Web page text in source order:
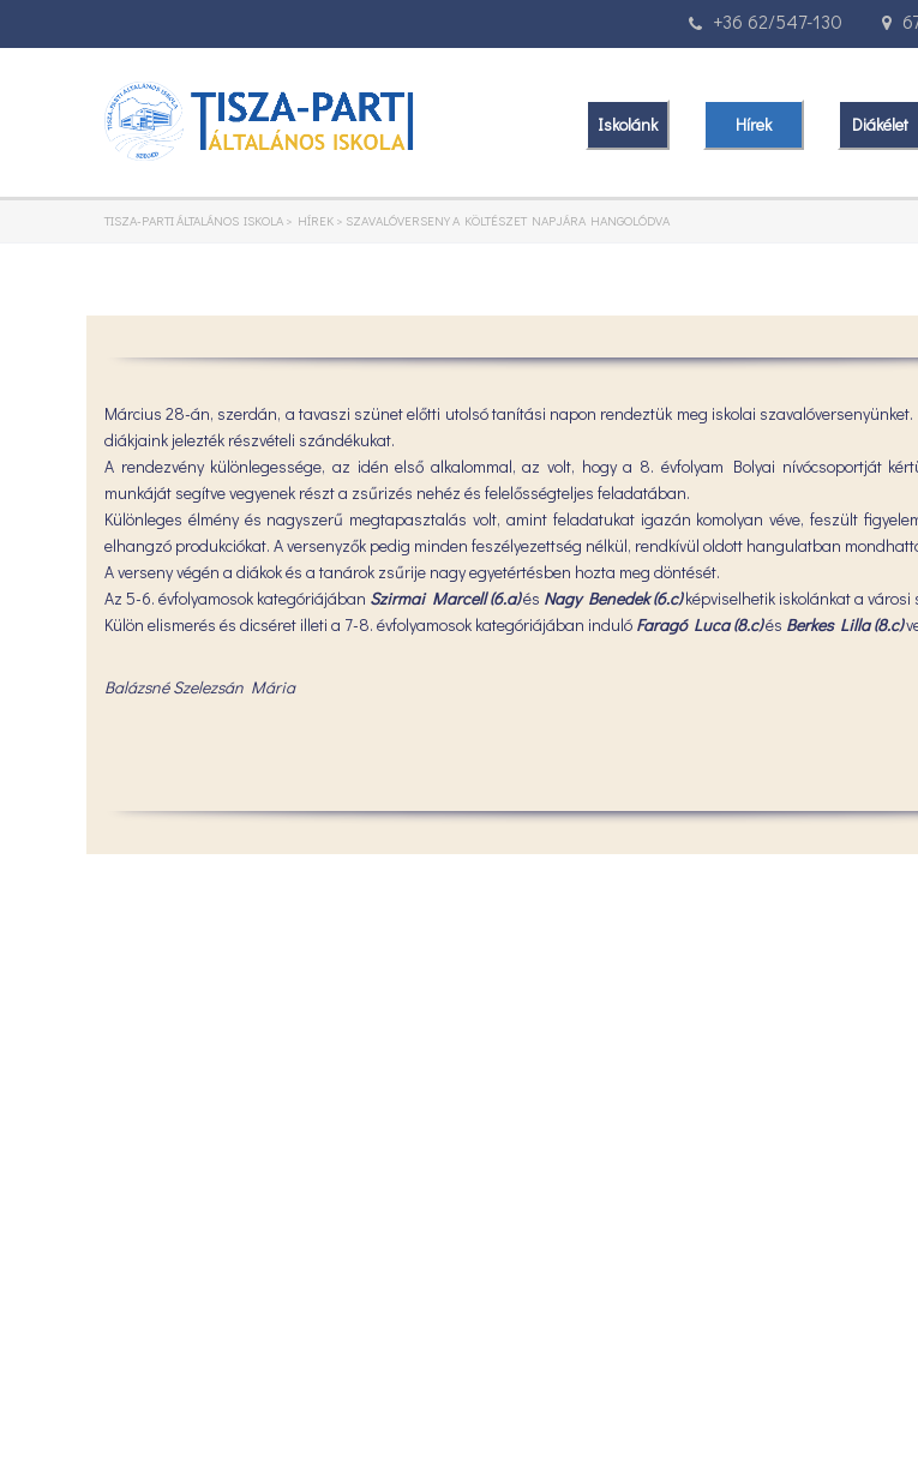
+36 62/547-130
Iskolánk Hírek Diákélet
TISZA-PARTI ÁLTALÁNOS ISKOLA > HÍREK > SZAVALÓVERSENY A KÖLTÉSZET NAPJÁRA HANGOLÓDVA
Március 28-án, szerdán, a tavaszi szünet előtti utolsó tanítási napon rendeztük meg iskolai
diákjaink jelezték részvételi szándékukat.
A rendezvény különlegessége, az idén első alkalommal, az volt, hogy a 8. évfolyam Bolyai nívócsoportját
munkáját segítve vegyenek részt a zsűrizés nehéz és felelősségteljes feladatában.
Különleges élmény és nagyszerű megtapasztalás volt, amint feladatukat igazán komolyan véve, feszült
elhangzó produkciókat. A versenyzők pedig minden feszélyezettség nélkül, rendkívül oldott hangulatban
A verseny végén a diákok és a tanárok zsűrije nagy egyetértésben hozta meg döntését.
Az 5-6. évfolyamosok kategóriájában Szirmai Marcell (6.a)és Nagy Benedek (6.c)képviselhetik iskolánkat a városi
Külön elismerés és dicséret illeti a 7-8. évfolyamosok kategóriájában induló Faragó Luca (8.c)és Berkes Lilla (8.c)
Balázsné Szelezsán Mária